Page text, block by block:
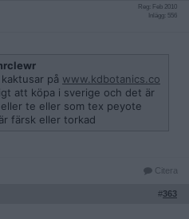
Reg: Feb 2010
Inlägg: 556
på www.kdbotanics.co
att köpa i sverige och det är
te eller som tex peyote
färsk eller torkad
Citera
#363